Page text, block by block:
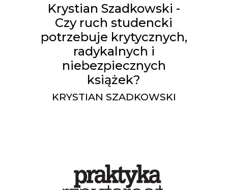
Krystian Szadkowski -
Czy ruch studencki
potrzebuje krytycznych,
radykalnych i
niebezpiecznych
książek?
KRYSTIAN SZADKOWSKI